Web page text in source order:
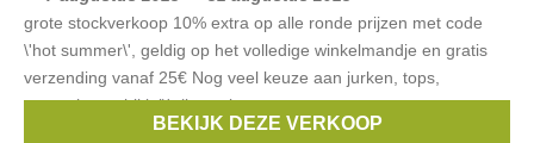
grote stockverkoop 10% extra op alle ronde prijzen met code
\'hot summer\', geldig op het volledige winkelmandje en gratis
verzending vanaf 25€ Nog veel keuze aan jurken, tops,
zwemshorts, bikini\'s(beperkte
IKKS,Miss Sixty,Salty Dog,disney
BEKIJK DEZE VERKOOP